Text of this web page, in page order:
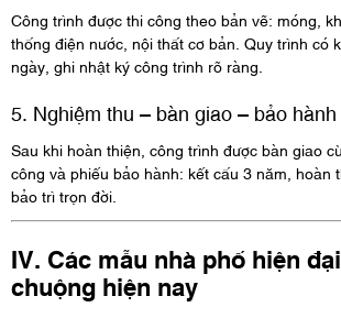
Công trình được thi công theo bản vẽ: móng,
thống điện nước, nội thất cơ bản. Quy trình có
ngày, ghi nhật ký công trình rõ ràng.
5. Nghiệm thu – bàn giao – bảo hành
Sau khi hoàn thiện, công trình được bàn giao
công và phiếu bảo hành: kết cấu 3 năm, hoàn
bảo trì trọn đời.
IV. Các mẫu nhà phố hiện
chuộng hiện nay